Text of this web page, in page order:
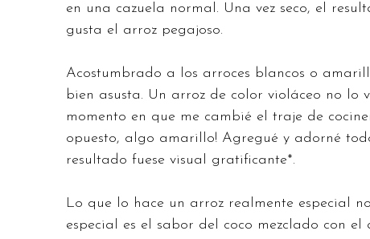
en una cazuela normal. Una vez seco, el
gusta el arroz pegajoso.
Acostumbrado a los arroces blancos o
bien asusta. Un arroz de color violáceo no lo
momento en que me cambié el traje de
opuesto, algo amarillo! Agregué y adorné
resultado fuese visual gratificante*.
Lo que lo hace un arroz realmente especial
especial es el sabor del coco mezclado con el